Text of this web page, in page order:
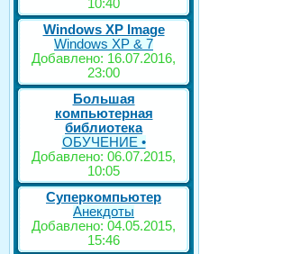
10:40
Windows XP Image
Windows XP & 7
Добавлено: 16.07.2016,
23:00
Большая
компьютерная
библиотека
ОБУЧЕНИЕ •
Добавлено: 06.07.2015,
10:05
Суперкомпьютер
Анекдоты
Добавлено: 04.05.2015,
15:46